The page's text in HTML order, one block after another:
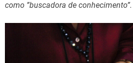
como ”buscadora de conhecimento”.